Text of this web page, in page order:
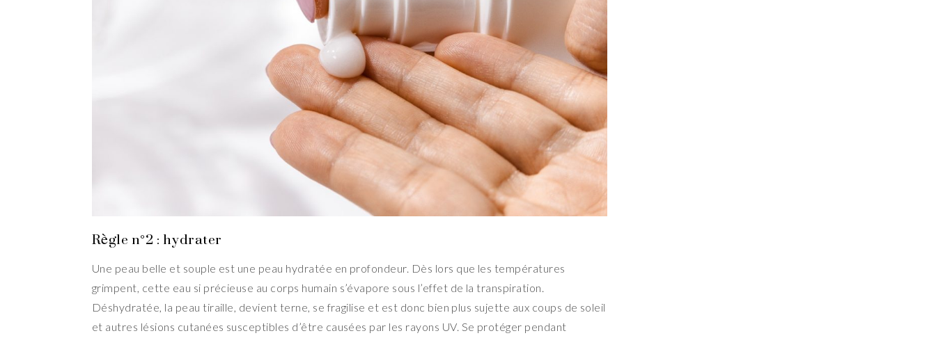
Règle n°2 : hydrater
Une peau belle et souple est une peau hydratée en profondeur. Dès lors que les températures
grimpent, cette eau si précieuse au corps humain s’évapore sous l’effet de la transpiration.
Déshydratée, la peau tiraille, devient terne, se fragilise et est donc bien plus sujette aux coups de soleil
et autres lésions cutanées susceptibles d’être causées par les rayons UV. Se protéger pendant